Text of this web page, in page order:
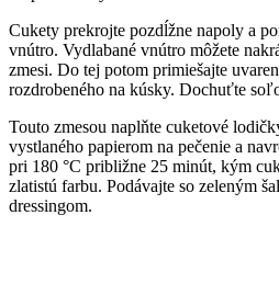
Cukety prekrojte pozdĺžne napoly a
vnútro. Vydlabané vnútro môžete
zmesi. Do tej potom primiešajte
rozdrobeného na kúsky. Dochuťte
Touto zmesou naplňte cuketové
vystlaného papierom na pečenie a
pri 180 °C približne 25 minút, kým
zlatistú farbu. Podávajte so zeleným
dressingom.